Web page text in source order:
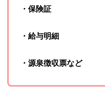
・保険証
・給与明細
・源泉徴収票など